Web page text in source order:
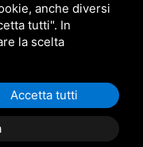
anche diversi
tutti". In
la scelta
Accetta tutti